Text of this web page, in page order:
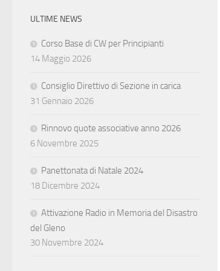
ULTIME NEWS
Corso Base di CW per Principianti
14 Maggio 2026
Consiglio Direttivo di Sezione in carica
31 Gennaio 2026
Rinnovo quote associative anno 2026
6 Novembre 2025
Panettonata di Natale 2024
18 Dicembre 2024
Attivazione Radio in Memoria del Disastro
del Gleno
30 Novembre 2024